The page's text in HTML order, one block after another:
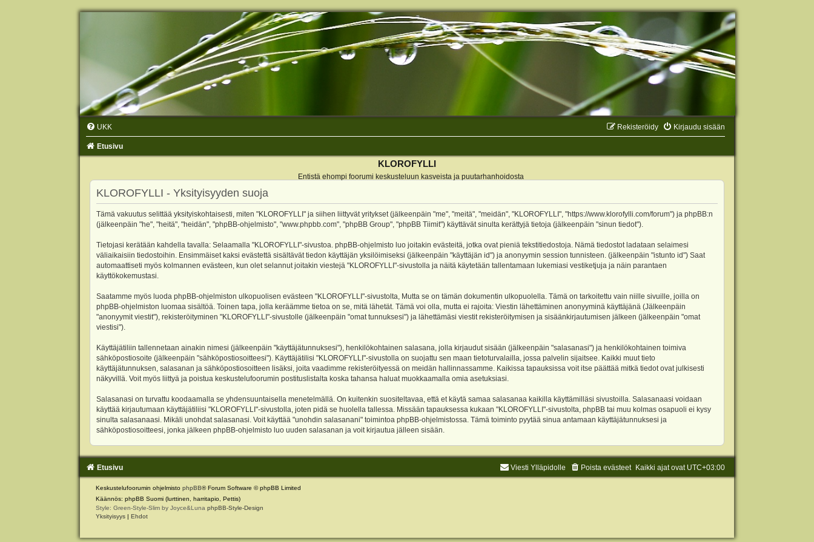
UKK Kirjaudu sisään
Rekisteröidy
Etusivu
KLOROFYLLI
Entistä ehompi foorumi keskusteluun kasveista ja puutarhanhoidosta
KLOROFYLLI - Yksityisyyden suoja
Tämä vakuutus selittää yksityiskohtaisesti, miten "KLOROFYLLI" ja siihen liittyvät yritykset (jälkeenpäin "me", "meitä", "meidän", "KLOROFYLLI", "https://www.klorofylli.com/forum") ja phpBB:n
(jälkeenpäin "he", "heitä", "heidän", "phpBB-ohjelmisto", "www.phpbb.com", "phpBB Group", "phpBB Tiimit") käyttävät sinulta kerättyjä tietoja (jälkeenpäin "sinun tiedot").
Tietojasi kerätään kahdella tavalla: Selaamalla "KLOROFYLLI"-sivustoa. phpBB-ohjelmisto luo joitakin evästeitä, jotka ovat pieniä tekstitiedostoja. Nämä tiedostot ladataan selaimesi
väliaikaisiin tiedostoihin. Ensimmäiset kaksi evästettä sisältävät tiedon käyttäjän yksilöimiseksi (jälkeenpäin "käyttäjän id") ja anonyymin session tunnisteen. (jälkeenpäin "istunto id") Saat
automaattiseti myös kolmannen evästeen, kun olet selannut joitakin viestejä "KLOROFYLLI"-sivustolla ja näitä käytetään tallentamaan lukemiasi vestiketjuja ja näin parantaen
käyttökokemustasi.
Saatamme myös luoda phpBB-ohjelmiston ulkopuolisen evästeen "KLOROFYLLI"-sivustolta, Mutta se on tämän dokumentin ulkopuolella. Tämä on tarkoitettu vain niille sivuille, joilla on
phpBB-ohjelmiston luomaa sisältöä. Toinen tapa, jolla keräämme tietoa on se, mitä lähetät. Tämä voi olla, mutta ei rajoita: Viestin lähettäminen anonyyminä käyttäjänä (Jälkeenpäin
"anonyymit viestit"), rekisteröityminen "KLOROFYLLI"-sivustolle (jälkeenpäin "omat tunnuksesi") ja lähettämäsi viestit rekisteröitymisen ja sisäänkirjautumisen jälkeen (jälkeenpäin "omat
viestisi").
Käyttäjätiliin tallennetaan ainakin nimesi (jälkeenpäin "käyttäjätunnuksesi"), henkilökohtainen salasana, jolla kirjaudut sisään (jälkeenpäin "salasanasi") ja henkilökohtainen toimiva
sähköpostiosoite (jälkeenpäin "sähköpostiosoitteesi"). Käyttäjätilisi "KLOROFYLLI"-sivustolla on suojattu sen maan tietoturvalailla, jossa palvelin sijaitsee. Kaikki muut tieto
käyttäjätunnuksen, salasanan ja sähköpostiosoitteen lisäksi, joita vaadimme rekisteröityessä on meidän hallinnassamme. Kaikissa tapauksissa voit itse päättää mitkä tiedot ovat julkisesti
näkyvillä. Voit myös liittyä ja poistua keskustelufoorumin postituslistalta koska tahansa haluat muokkaamalla omia asetuksiasi.
Salasanasi on turvattu koodaamalla se yhdensuuntaisella menetelmällä. On kuitenkin suositeltavaa, että et käytä samaa salasanaa kaikilla käyttämilläsi sivustoilla. Salasanaasi voidaan
käyttää kirjautumaan käyttäjätiliisi "KLOROFYLLI"-sivustolla, joten pidä se huolella tallessa. Missään tapauksessa kukaan "KLOROFYLLI"-sivustolta, phpBB tai muu kolmas osapuoli ei kysy
sinulta salasanaasi. Mikäli unohdat salasanasi. Voit käyttää "unohdin salasanani" toimintoa phpBB-ohjelmistossa. Tämä toiminto pyytää sinua antamaan käyttäjätunnuksesi ja
sähköpostiosoitteesi, jonka jälkeen phpBB-ohjelmisto luo uuden salasanan ja voit kirjautua jälleen sisään.
Etusivu Kaikki ajat ovat UTC+03:00
Poista evästeet
Viesti Ylläpidolle
Keskustelufoorumin ohjelmisto phpBB® Forum Software © phpBB Limited
Käännös: phpBB Suomi (lurttinen, harritapio, Pettis)
Style: Green-Style-Slim by Joyce&Luna phpBB-Style-Design
Yksityisyys | Ehdot